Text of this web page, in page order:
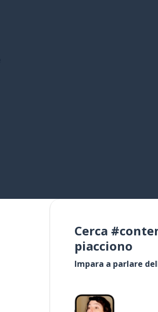
Cerca
piacciono
Impara a parlare